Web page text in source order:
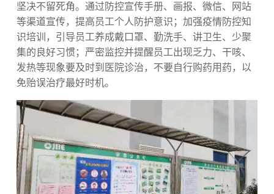
坚决不留死角。通过防控宣传手册、画报、微信、网站
等渠道宣传，提高员工个人防护意识；加强疫情防控知
识培训，引导员工养成戴口罩、勤洗手、讲卫生、少聚
集的良好习惯；严密监控并提醒员工出现乏力、干咳、
发热等现象要及时到医院诊治，不要自行购药用药，以
免贻误治疗最好时机。